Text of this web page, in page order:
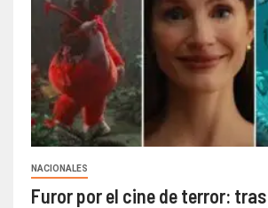
NACIONALES
Furor por el cine de terror: